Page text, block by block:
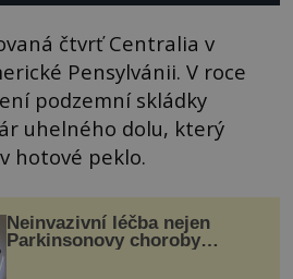
čtvrť Centralia v
Pensylvánii. V roce
podzemní skládky
uhelného dolu, který
hotové peklo.
Neinvazivní léčba nejen
Parkinsonovy choroby